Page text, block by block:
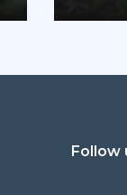
Follow